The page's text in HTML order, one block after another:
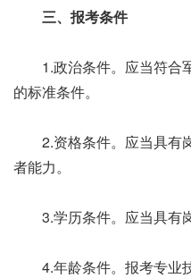
三、报考条件
1.政治条件。应当符合
的标准条件。
2.资格条件。应当具有
者能力。
3.学历条件。应当具有岗
4.年龄条件。报考专业